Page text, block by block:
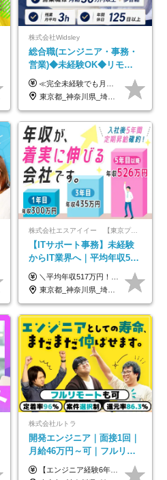
株式会社Widsley
総合職(エンジニア・事務・
営業)◆未経験OK◆リモー
トあり◆残業月3h◆服装髪
型自由
≪完全未経験でも月給40万円以上も可能です！≫ -------------- 【1】ITエンジニア 月給26万円～50万円＋プロジェクト手当＋資格手当 【2】IT事務、営業事務 月給26万円～50万円＋プロジェクト手当＋資格手当 ≪【1】【2】共通≫ ★上記給与には固定残業代20時間分(月3万719円～)を含みます。残業が超過した場合は、追加支給します(残業は月平均3時間とほぼ発生しません。残業がなくても、固定残業代は支給されます) ★試用期間6ヵ月あり（期間中は月給23万1000円～。固定残業代20時間分3万719円～を含む／超過分は別途支給） -------------- 【3】SES営業、SaaS営業 月給30万円以上＋インセンティブ＋各種手当 ★上記給与には固定残業代45時間分(月7万6967円～)を含みます。残業が超過した場合は、追加支給します(残業は月平均3時間とほぼ発生しません。残業がなくても、固定残業代は支給されます) ★試用期間6ヵ月あり(期間中も給与や福利厚生は同じです)
東京都_神奈川県_埼玉県_千葉県_大阪府_愛知県_北海道_青森県_岩手県_宮城県_秋田県_山形県_福島県_茨城県_栃木県_群馬県_新潟県_山梨県_長野県_富山県_石川県_福井県_静岡県_岐阜県_三重県_兵庫県_京都府_滋賀県_奈良県_和歌山県_広島県_岡山県_鳥取県_島根県_山口県_徳島県_香川県_愛媛県_高知県_福岡県_熊本県_佐賀県_長崎県_大分県_宮崎県_鹿児島県_沖縄県
株式会社エスアイイー 【東京プロマーケット上場】
【ITサポート事務】未経験
からIT業界へ｜平均年収517
万円｜ホワイト企業認定｜
年休134日｜リモートOK
＼平均年収517万円！入社5年目まで毎年必ず昇給／ ■賞与年3回 ■年収800万円以上も可 ■入社3年以上の平均年収469.2万円 月給23万2000円以上＋賞与年3回＋各種手当 ☆入社5年目まで最大1万5000円の定期昇給を確約 ┃各種手当充実 ・規定の資格を取得すれば、2000円～5万円を毎月支給（2万4000円～60万円／年） ・研修中に取得した取得率95％の資格でも研修後の給料UP ※月給は年齢・経験・能力を考慮して、優遇いたします ※上記月給金額は固定残業代（20時間/3万1300円円以上）を含み、超過分は別途支給いたします ※試用期間（6ヶ月）は月給に変動はありますが、その他待遇に差異はありません ├入社後1ヶ月～3ヶ月間は、月給20万1900円となります └上記金額は固定残業代（10時間／1万6000円）を含み、超過分は別途支給いたします
東京都_神奈川県_埼玉県_千葉県_大阪府_愛知県_北海道_青森県_岩手県_宮城県_秋田県_山形県_福島県_茨城県_栃木県_群馬県_新潟県_山梨県_長野県_富山県_石川県_福井県_静岡県_岐阜県_三重県_兵庫県_京都府_滋賀県_奈良県_和歌山県_広島県_岡山県_鳥取県_島根県_山口県_徳島県_香川県_愛媛県_高知県_福岡県_熊本県_佐賀県_長崎県_大分県_宮崎県_鹿児島県_沖縄県
株式会社ルトラ
開発エンジニア｜面接1回｜
月給46万円～可｜フルリモ
ートも可｜案件選択制｜定
着率96％以上｜副業OK｜住
【エンジニア経験6年以上の方】 月給46万円～100万円（固定残業代含む） ※上記月給には月30時間分の固定残業代（月8万7,400円～月19万円）を含む。超過分は全額支給。 【エンジニア経験4年以上の方】 月給42万円～100万円（固定残業代含む） ※上記月給には月30時間分の固定残業代（月7万9,800円～月19万円）を含む。超過分は全額支給。 【エンジニア経験4年未満の方】 月給38万円～100万円（固定残業代含む） ※上記月給には月30時間分の固定残業代（月7万2,200円～月19万円）を含む。超過分は全額支給。 ※経験、スキル、前職給与などを踏まえて決定。 ◆ルトラの給与制度のポイント！◆ ・社員の95%が入社時に年収UP！最高で300万円UPの実績も ・平均還元率86.3%（交通費・住宅手当・会社負担分の社保も含む） ・人柄やポテンシャルを評価し、スキル以上の希望年収を提示することも ・退職金制度やリファラル手当（平均50万円）あり